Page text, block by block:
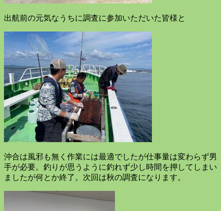
出航前の元気なうちに調査に参加いただいた皆様と
沖合は風邪も無く作業には最適でしたが仕事量は変わらず男
手が必要。釣りが思うように釣れず少し時間を押してしまい
ましたが何とか終了。次回は秋の調査になります。